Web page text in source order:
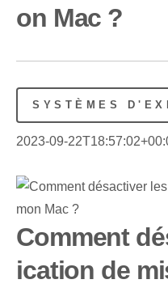
on Mac ?
SYSTÈMES
2023-09-
Comment
ication de